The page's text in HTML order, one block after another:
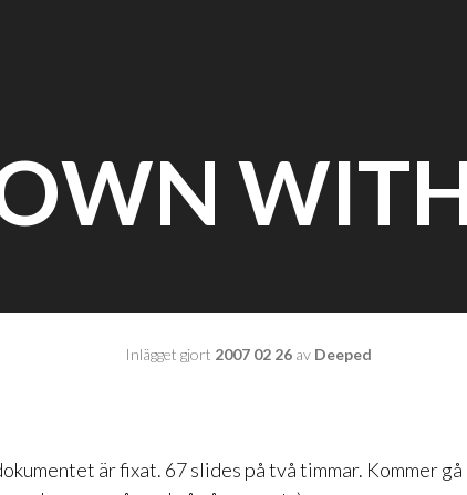
Inlägget gjort 2007 02 26av Deeped
är fixat. 67 slides på två timmar. Kommer